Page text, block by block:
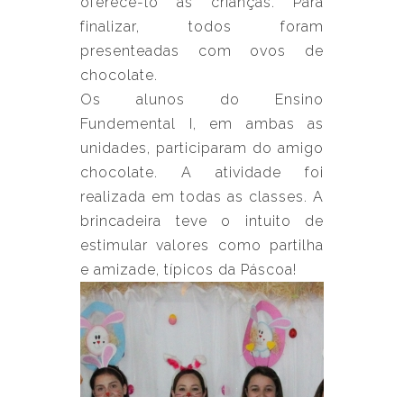
finalizar, todos foram
presenteadas com ovos de
chocolate.
Os alunos do Ensino
Fundemental I, em ambas as
unidades, participaram do amigo
chocolate. A atividade foi
realizada em todas as classes. A
brincadeira teve o intuito de
estimular valores como partilha
e amizade, típicos da Páscoa!